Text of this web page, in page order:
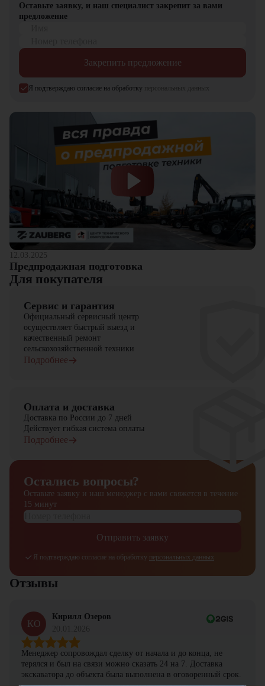
Почему стоит выбрать Bobcat S450?
надежность, при этом обеспечивает долгий срок службы и
отличную окупаемость. Выбирая Bobcat S450, вы получаете
технику, которая решает задачи максимально эффективно и с
Купить Мини-погрузчик Bobcat S450можно в компании
Компания "ЦТО" является официальным дилером и предлагает
новые модели техники. На нашем сайте вы найдете широкий выбор
спецтехники, вилочной и малой складской техники, навесного
оборудования и запчастей.
Оставьте заявку, и наш специалист закрепит за вами
предложение
Закрепить предложение
Я подтверждаю согласие на обработку персональных данных
12.03.2025
Предпродажная подготовка
Для покупателя
Сервис и гарантия
Официальный сервисный центр
осуществляет быстрый выезд и
качественный ремонт
сельскохозяйственной техники
Подробнее
Оплата и доставка
Доставка по России до 7 дней
Действует гибкая система оплаты
Подробнее
Остались вопросы?
Оставьте заявку и наш менеджер с вами свяжется в течение
15 минут
Отправить заявку
Я подтверждаю согласие на обработку персональных данных
Отзывы
КО
Кирилл Озеров
Менеджер сопровождал сделку от начала и до конца, не
терялся и был на связи можно сказать 24 на 7. Доставка
экскаватора до объекта была выполнена в оговоренный срок.